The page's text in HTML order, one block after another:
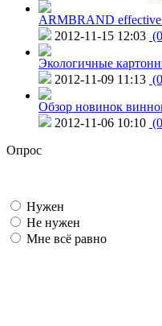
ARMBRAND
2012-11-15 12:03
Экологичные
2012-11-09 11:13
Обзор новинок
2012-11-06 10:10
Опрос
Нужен
Не нужен
Мне всё равно